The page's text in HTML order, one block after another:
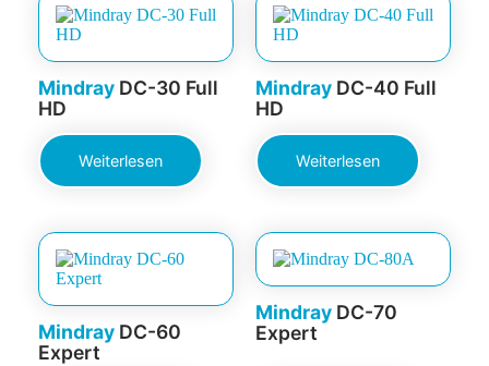
MindrayDC-30 Full
HD
Weiterlesen
MindrayDC-40 Full
HD
Weiterlesen
MindrayDC-60
Expert
MindrayDC-70
Expert